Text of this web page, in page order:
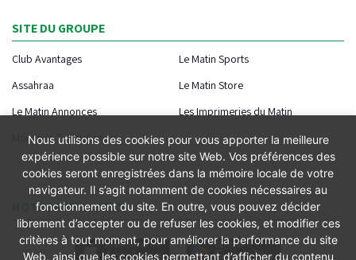
SITE DU GROUPE
Club Avantages
Le Matin Sports
Assahraa
Le Matin Store
Le Matin Annonces
Les Imprimeries du Matin
Morocco Today Forum
NOTRE APPLICATION
Nous utilisons des cookies pour vous apporter la meilleure
expérience possible sur notre site Web. Vos préférences des
cookies seront enregistrées dans la mémoire locale de votre
navigateur. Il s’agit notamment de cookies nécessaires au
fonctionnement du site. En outre, vous pouvez décider
librement d’accepter ou de refuser les cookies, et modifier ces
critères à tout moment, pour améliorer la performance du site
Web, ainsi que les cookies permettant d’afficher du contenu